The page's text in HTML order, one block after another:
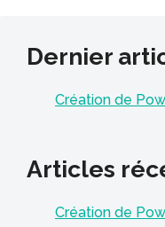
Dernier
Création de
Articles
Création de